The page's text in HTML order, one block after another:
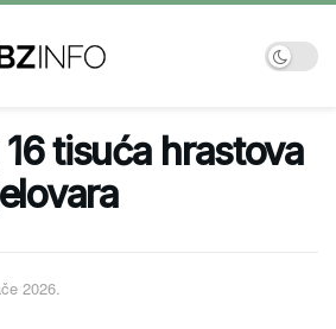
tisuća hrastova
2026.